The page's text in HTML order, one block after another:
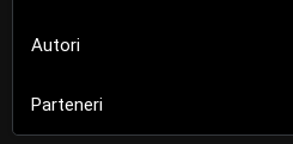
Autori
Parteneri